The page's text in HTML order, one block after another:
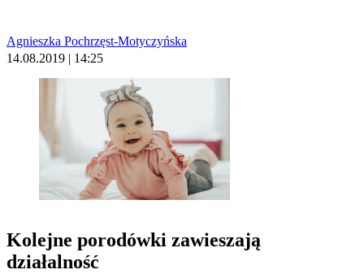
Agnieszka Pochrzęst-Motyczyńska
14.08.2019 | 14:25
Kolejne porodówki zawieszają
działalność